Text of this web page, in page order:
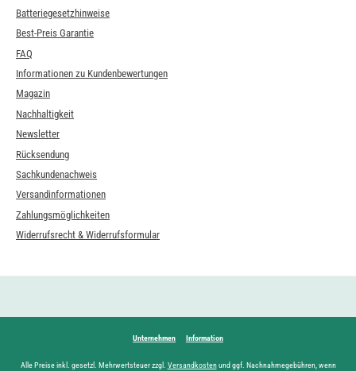
Batteriegesetzhinweise
Best-Preis Garantie
FAQ
Informationen zu Kundenbewertungen
Magazin
Nachhaltigkeit
Newsletter
Rücksendung
Sachkundenachweis
Versandinformationen
Zahlungsmöglichkeiten
Widerrufsrecht & Widerrufsformular
Unternehmen Information
Alle Preise inkl. gesetzl. Mehrwertsteuer zzgl. Versandkostenund ggf. Nachnahmegebühren, wenn